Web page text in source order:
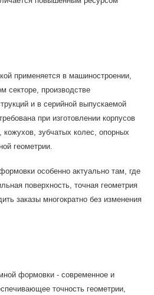
применяется в машиностроении,
секторе, производстве
и в серийной выпускаемой
при изготовлении корпусов
зубчатых колес, опорных
геометрии.
особенно актуально там, где
поверхность, точная геометрия
заказы многократно без изменения
формовки - современное и
точность геометрии,